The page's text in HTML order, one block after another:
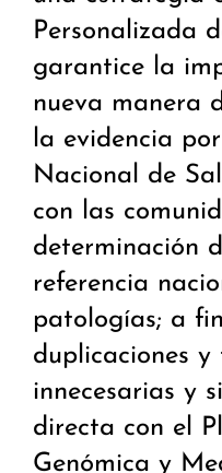
Personalizada
garantice la
nueva manera
la evidencia
Nacional de
con las
determinación
referencia
patologías; a
duplicaciones y
innecesarias y
directa con el
Genómica y